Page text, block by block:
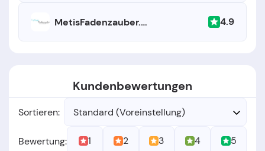
MetisFadenzauber.com 4.9
Kundenbewertungen
Sortieren: Standard (Voreinstellung)
Bewertung: 1 2 3 4 5